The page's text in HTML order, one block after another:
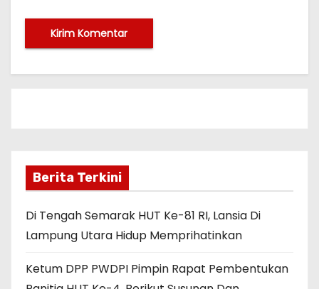
Berita Terkini
Di Tengah Semarak HUT Ke-81 RI, Lansia Di
Lampung Utara Hidup Memprihatinkan
Ketum DPP PWDPI Pimpin Rapat Pembentukan